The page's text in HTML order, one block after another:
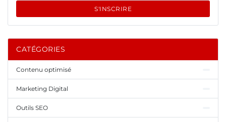
S'INSCRIRE
CATÉGORIES
Contenu optimisé
Marketing Digital
Outils SEO